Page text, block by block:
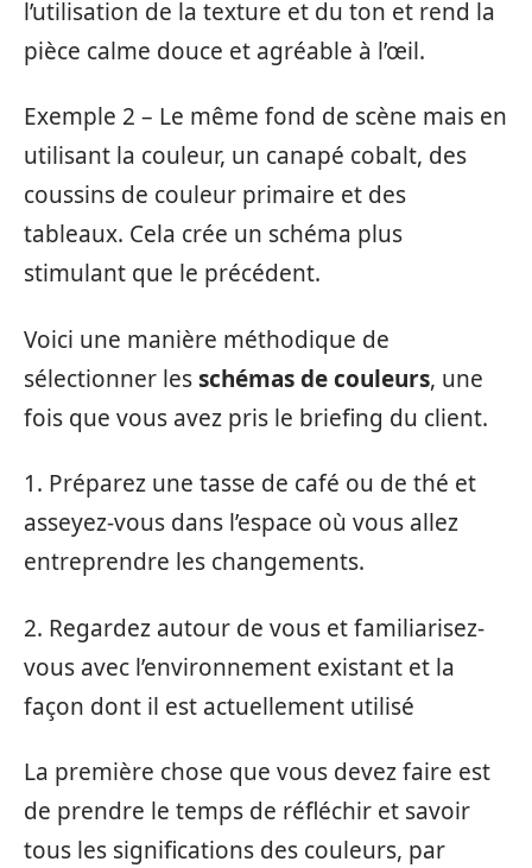
l’utilisation de la texture et du ton et rend la
pièce calme douce et agréable à l’œil.
Exemple 2 – Le même fond de scène mais en
utilisant la couleur, un canapé cobalt, des
coussins de couleur primaire et des
tableaux. Cela crée un schéma plus
stimulant que le précédent.
Voici une manière méthodique de
sélectionner lesschémas de couleurs, une
fois que vous avez pris le briefing du client.
1. Préparez une tasse de café ou de thé et
asseyez-vous dans l’espace où vous allez
entreprendre les changements.
2. Regardez autour de vous et familiarisez-
vous avec l’environnement existant et la
façon dont il est actuellement utilisé
La première chose que vous devez faire est
de prendre le temps de réfléchir et savoir
tous les significations des couleurs, par